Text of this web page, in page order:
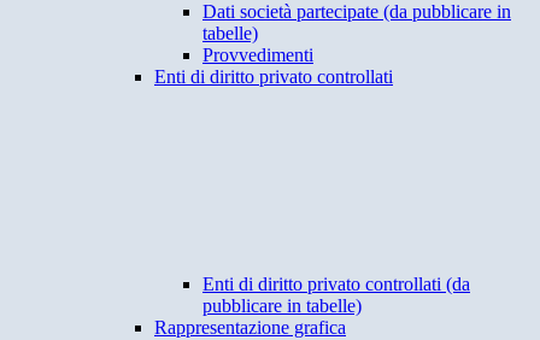
Dati società partecipate (da pubblicare in
tabelle)
Provvedimenti
Enti di diritto privato controllati
Enti di diritto privato controllati (da
pubblicare in tabelle)
Rappresentazione grafica